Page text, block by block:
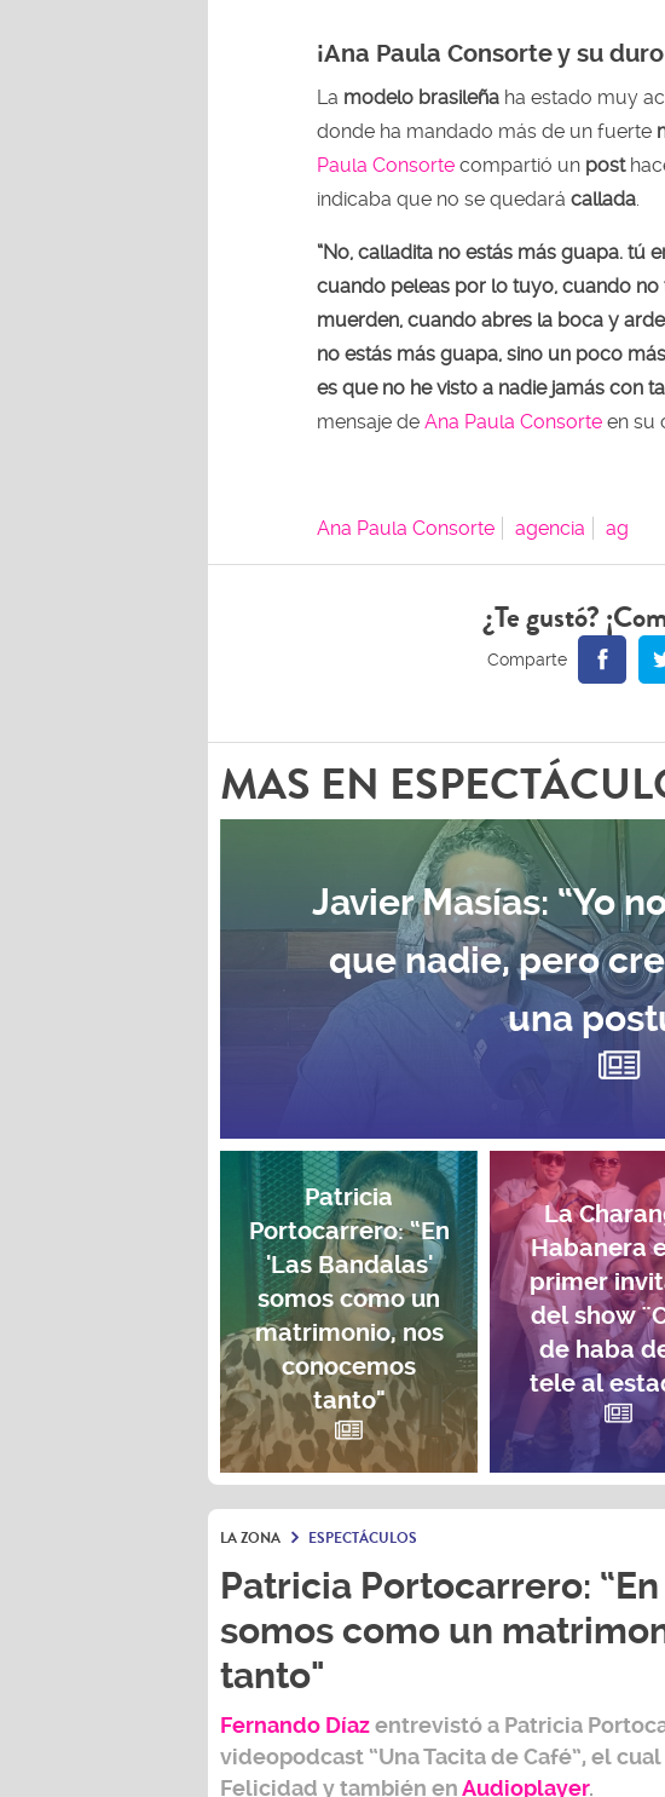
¡Ana Paula Consorte y su
La modelo brasileña ha estado muy
donde ha mandado más de un fuerte
Paula Consorte compartió un post
indicaba que no se quedará callada
“No, calladita no estás más guapa. tú
cuando peleas por lo tuyo, cuando
muerden, cuando abres la boca y
no estás más guapa, sino un poco
es que no he visto a nadie jamás con
mensaje de Ana Paula Consorte en su
Ana Paula Consorte agencia ag
¿Te gustó?
MAS EN
Javier Masías: “Yo
que nadie, pero
una
Patricia
Portocarrero: “En
'Las Bandalas'
somos como un
matrimonio, nos
conocemos
tanto"
La
Habanera
primer
del show
de haba
tele al
LA ZONA ESPECTÁCULOS
Patricia Portocarrero:
somos como un
tanto"
Fernando Díazentrevistó a Patricia
videopodcast “Una Tacita de Café”, el cual
Felicidad y también enAudioplayer.